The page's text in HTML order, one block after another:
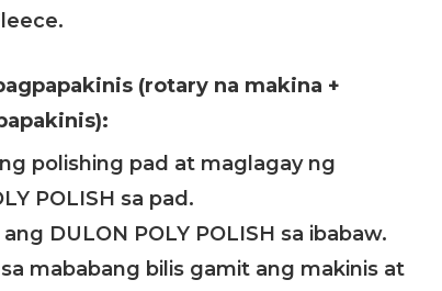
(rotary na makina +
polishing pad at maglagay ng
POLISH sa pad.
DULON POLY POLISH sa ibabaw.
mababang bilis gamit ang makinis at